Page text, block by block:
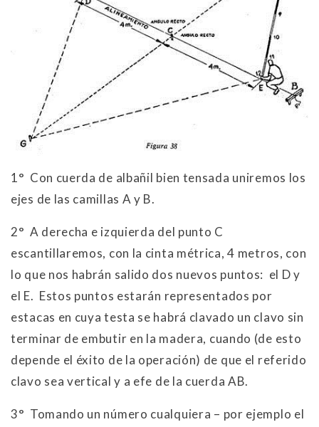
1° Con cuerda de albañil bien tensada uniremos los
ejes de las camillas A y B.
2° A derecha e izquierda del punto C
escantillaremos, con la cinta métrica, 4 metros, con
lo que nos habrán salido dos nuevos puntos: el D y
el E. Estos puntos estarán representados por
estacas en cuya testa se habrá clavado un clavo sin
terminar de embutir en la madera, cuando (de esto
depende el éxito de la operación) de que el referido
clavo sea vertical y a efe de la cuerda AB.
3° Tomando un número cualquiera – por ejemplo el